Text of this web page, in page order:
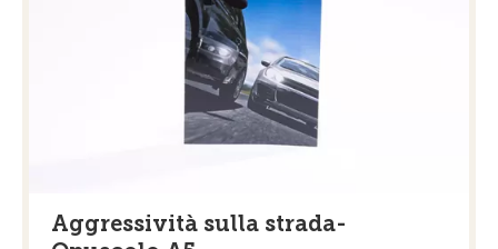
Aggressività sulla strada-